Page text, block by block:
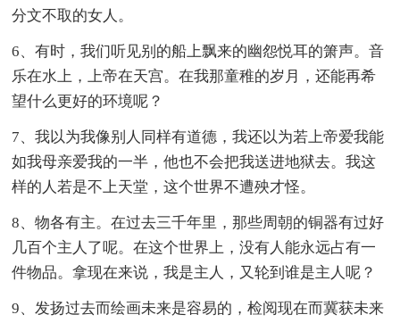
分文不取的女人。
6、有时，我们听见别的船上飘来的幽怨悦耳的箫声。音
乐在水上，上帝在天宫。在我那童稚的岁月，还能再希
望什么更好的环境呢？
7、我以为我像别人同样有道德，我还以为若上帝爱我能
如我母亲爱我的一半，他也不会把我送进地狱去。我这
样的人若是不上天堂，这个世界不遭殃才怪。
8、物各有主。在过去三千年里，那些周朝的铜器有过好
几百个主人了呢。在这个世界上，没有人能永远占有一
件物品。拿现在来说，我是主人，又轮到谁是主人呢？
9、发扬过去而绘画未来是容易的，检阅现在而冀获未来